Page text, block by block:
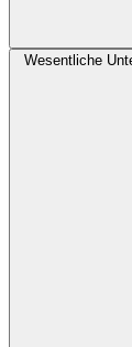
Wesentliche